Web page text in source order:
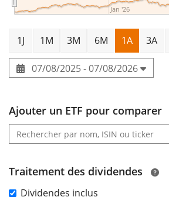
Jan '26
1J 1M 3M 6M 1A 3A
07/08/2025 - 07/08/2026
Ajouter un ETF pour comparer
Traitement des dividendes
Dividendes inclus